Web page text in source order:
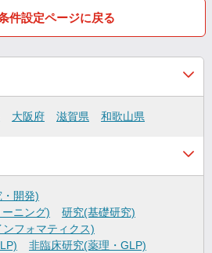
件設定ページに戻る
大阪府 滋賀県 和歌山県
開発)
ニング)
研究(基礎研究)
フォマティクス)
非臨床研究(薬理・GLP)